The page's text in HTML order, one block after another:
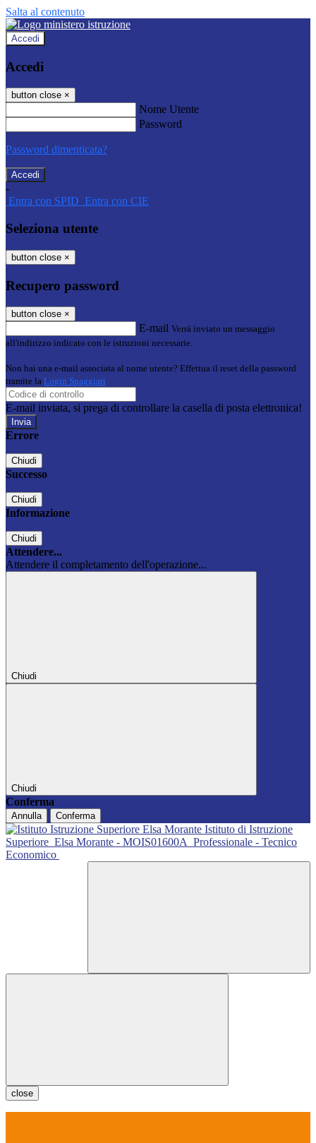
Salta al contenuto
Accedi
Accedi
button close ×
Nome Utente
Password
Password dimenticata?
-
Entra con SPID Entra con CIE
Seleziona utente
button close ×
Recupero password
button close ×
E-mail Verrà inviato un messaggio
all'indirizzo indicato con le istruzioni necessarie.
Non hai una e-mail associata al nome utente? Effettua il reset della password
tramite la Login Spaggiari
E-mail inviata, si prega di controllare la casella di posta elettronica!
Errore
Chiudi
Successo
Chiudi
Informazione
Chiudi
Attendere...
Attendere il completamento dell'operazione...
Chiudi
Chiudi
Conferma
Annulla Conferma
Istituto di Istruzione
Superiore Elsa Morante - MOIS01600A Professionale - Tecnico
Economico
close